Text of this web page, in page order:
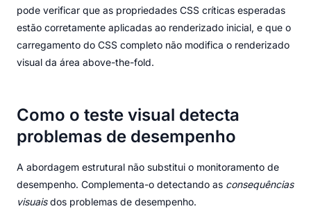
pode verificar que as propriedades CSS críticas esperadas
estão corretamente aplicadas ao renderizado inicial, e que o
carregamento do CSS completo não modifica o renderizado
visual da área above-the-fold.
Como o teste visual detecta
problemas de desempenho
A abordagem estrutural não substitui o monitoramento de
desempenho. Complementa-o detectando as consequências
visuaisdos problemas de desempenho.